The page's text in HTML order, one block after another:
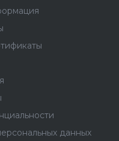
данных